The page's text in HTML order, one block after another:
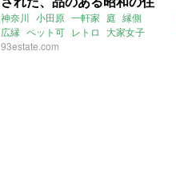
まい。(神奈川県小田原市
135㎡の賃貸物件)
神奈川 小田原 一軒家 庭 縁側
広縁 ペット可 レトロ
大家女子
賃貸
93estate.com